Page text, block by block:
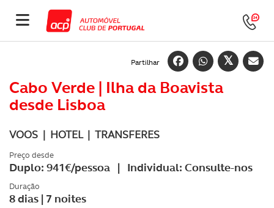
Partilhar
Cabo Verde | Ilha da Boavista
desde Lisboa
VOOS | HOTEL | TRANSFERES
Preço desde
Duplo: 941€/pessoa | Individual: Consulte-nos
Duração
8 dias | 7 noites